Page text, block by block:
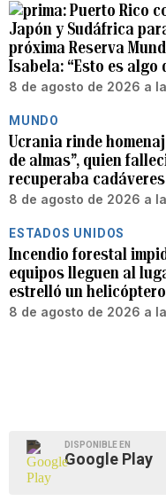
Puerto Rico
Japón y Sudáfrica
próxima Reserva
Isabela: “Esto es algo
8 de agosto de 2026 a
MUNDO
Ucrania rinde
de almas”, quien
recuperaba
8 de agosto de 2026 a
ESTADOS UNIDOS
Incendio forestal
equipos lleguen al
estrelló un
8 de agosto de 2026 a
DISPONIBLE EN
Google Play